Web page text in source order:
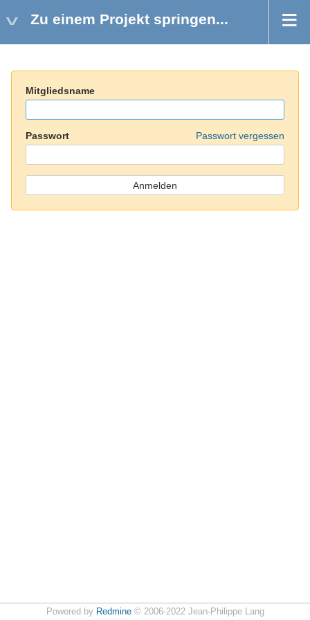
Zu einem Projekt springen...
Mitgliedsname
Passwort Passwort vergessen
Powered by Redmine© 2006-2022 Jean-Philippe Lang